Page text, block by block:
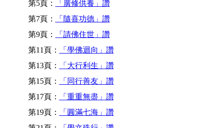
第5頁：
「廣修供養」讚
第7頁：
「隨喜功德」讚
第9頁：
「請佛住世」讚
第11頁：
「學佛迴向」讚
第13頁：
「大行利生」讚
第15頁：
「同行善友」讚
第17頁：
「重重無盡」讚
第19頁：
「圓滿七海」讚